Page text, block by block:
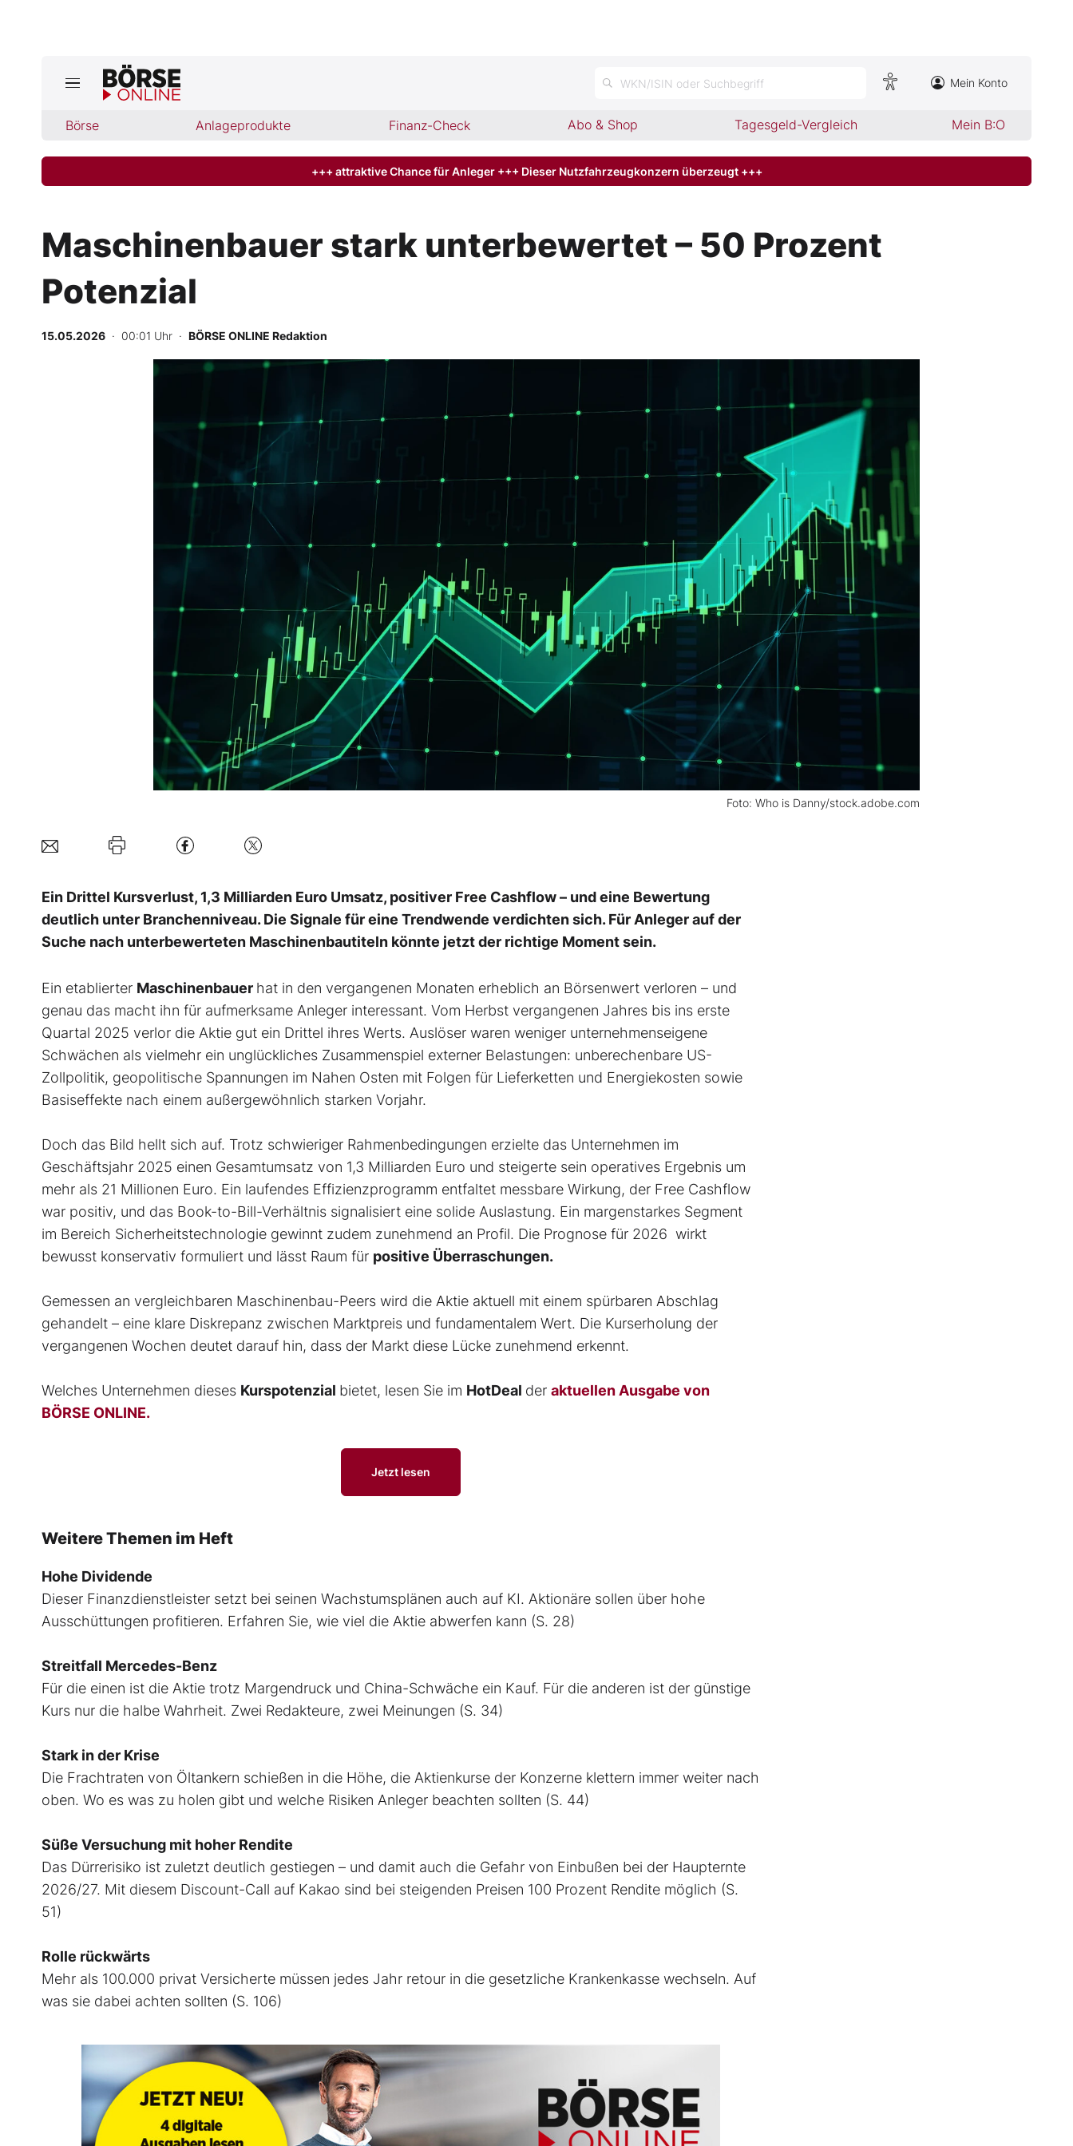
WKN/ISIN oder Suchbegriff Mein Konto
Börse Anlageprodukte Finanz-Check Abo & Shop Tagesgeld-Vergleich Mein B:O
Jetzt aktuelle Ausgabe BÖRSE ONLINE lesen
Finanz-Check
Abo & Shop
BO-Musterdepots
Experten
Mein Konto
+++ attraktive Chance für Anleger +++ Dieser Nutzfahrzeugkonzern überzeugt +++
Maschinenbauer stark unterbewertet – 50 Prozent
Potenzial
15.05.2026 · 00:01 Uhr · BÖRSE ONLINE Redaktion
Foto: Who is Danny/stock.adobe.com
Ein Drittel Kursverlust, 1,3 Milliarden Euro Umsatz, positiver Free Cashflow – und eine Bewertung
deutlich unter Branchenniveau. Die Signale für eine Trendwende verdichten sich. Für Anleger auf der
Suche nach unterbewerteten Maschinenbautiteln könnte jetzt der richtige Moment sein.
Ein etablierter Maschinenbauer hat in den vergangenen Monaten erheblich an Börsenwert verloren – und
genau das macht ihn für aufmerksame Anleger interessant. Vom Herbst vergangenen Jahres bis ins erste
Quartal 2025 verlor die Aktie gut ein Drittel ihres Werts. Auslöser waren weniger unternehmenseigene
Schwächen als vielmehr ein unglückliches Zusammenspiel externer Belastungen: unberechenbare US-
Zollpolitik, geopolitische Spannungen im Nahen Osten mit Folgen für Lieferketten und Energiekosten sowie
Basiseffekte nach einem außergewöhnlich starken Vorjahr.
Doch das Bild hellt sich auf. Trotz schwieriger Rahmenbedingungen erzielte das Unternehmen im
Geschäftsjahr 2025 einen Gesamtumsatz von 1,3 Milliarden Euro und steigerte sein operatives Ergebnis um
mehr als 21 Millionen Euro. Ein laufendes Effizienzprogramm entfaltet messbare Wirkung, der Free Cashflow
war positiv, und das Book-to-Bill-Verhältnis signalisiert eine solide Auslastung. Ein margenstarkes Segment
im Bereich Sicherheitstechnologie gewinnt zudem zunehmend an Profil. Die Prognose für 2026 wirkt
bewusst konservativ formuliert und lässt Raum für positive Überraschungen.
Gemessen an vergleichbaren Maschinenbau-Peers wird die Aktie aktuell mit einem spürbaren Abschlag
gehandelt – eine klare Diskrepanz zwischen Marktpreis und fundamentalem Wert. Die Kurserholung der
vergangenen Wochen deutet darauf hin, dass der Markt diese Lücke zunehmend erkennt.
Welches Unternehmen dieses Kurspotenzial bietet, lesen Sie im HotDeal der aktuellen Ausgabe von
BÖRSE ONLINE.
Jetzt lesen
Weitere Themen im Heft
Hohe Dividende
Dieser Finanzdienstleister setzt bei seinen Wachstumsplänen auch auf KI. Aktionäre sollen über hohe
Ausschüttungen profitieren. Erfahren Sie, wie viel die Aktie abwerfen kann (S. 28)
Streitfall Mercedes-Benz
Für die einen ist die Aktie trotz Margendruck und China-Schwäche ein Kauf. Für die anderen ist der günstige
Kurs nur die halbe Wahrheit. Zwei Redakteure, zwei Meinungen (S. 34)
Stark in der Krise
Die Frachtraten von Öltankern schießen in die Höhe, die Aktienkurse der Konzerne klettern immer weiter nach
oben. Wo es was zu holen gibt und welche Risiken Anleger beachten sollten (S. 44)
Süße Versuchung mit hoher Rendite
Das Dürrerisiko ist zuletzt deutlich gestiegen – und damit auch die Gefahr von Einbußen bei der Haupternte
2026/27. Mit diesem Discount-Call auf Kakao sind bei steigenden Preisen 100 Prozent Rendite möglich (S.
51)
Rolle rückwärts
Mehr als 100.000 privat Versicherte müssen jedes Jahr retour in die gesetzliche Krankenkasse wechseln. Auf
was sie dabei achten sollten (S. 106)